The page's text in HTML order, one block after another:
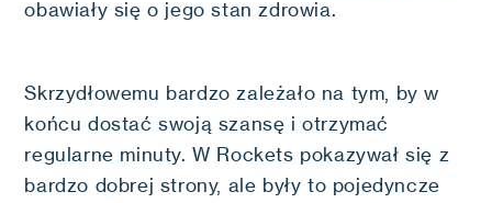
obawiały się o jego stan zdrowia.
Skrzydłowemu bardzo zależało na tym, by w
końcu dostać swoją szansę i otrzymać
regularne minuty. W Rockets pokazywał się z
bardzo dobrej strony, ale były to pojedyncze